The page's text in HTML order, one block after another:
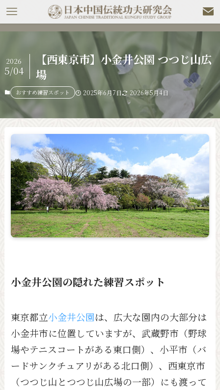
【西東京市】小金井公園 つつじ山広
場
2026
5/04
おすすめ練習スポット 2025年6月7日 2026年5月4日
小金井公園の隠れた練習スポット
東京都立小金井公園は、広大な園内の大部分は
小金井市に位置していますが、武蔵野市（野球
場やテニスコートがある東口側）、小平市（バ
ードサンクチュアリがある北口側）、西東京市
（つつじ山とつつじ山広場の一部）にも渡って